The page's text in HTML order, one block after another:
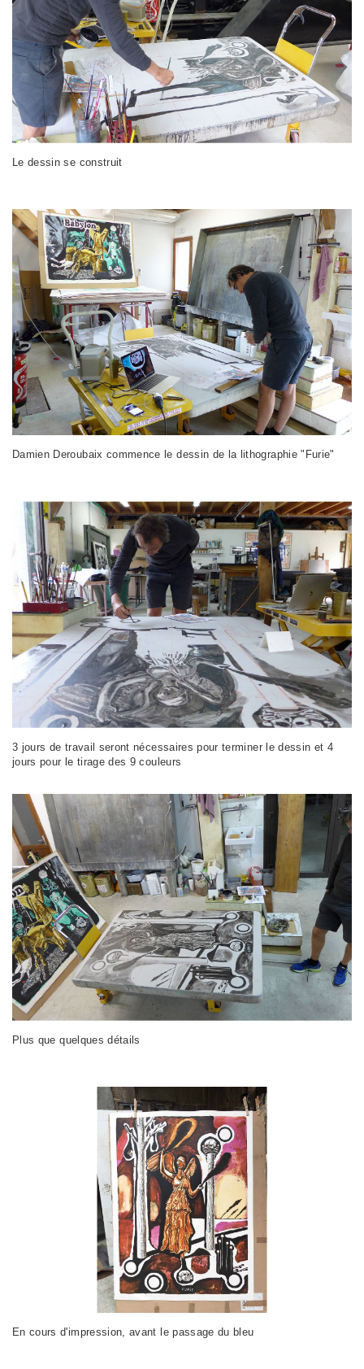
Le dessin se construit
Damien Deroubaix commence le dessin de la lithographie "Furie"
3 jours de travail seront nécessaires pour terminer le dessin et 4
jours pour le tirage des 9 couleurs
Plus que quelques détails
En cours d'impression, avant le passage du bleu